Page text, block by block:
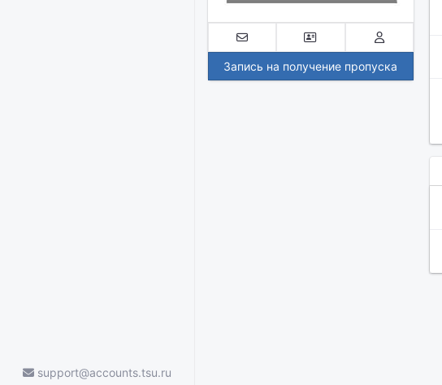
support@accounts.tsu.ru
Запись на получение пропуска